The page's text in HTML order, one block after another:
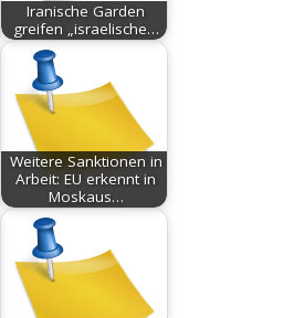
Iranische Garden
greifen „israelische…
Weitere Sanktionen in
Arbeit: EU erkennt in
Moskaus…